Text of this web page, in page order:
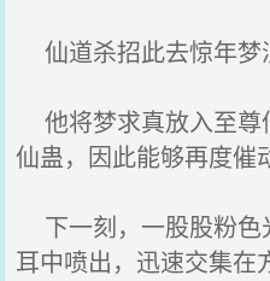
仙道杀招此去惊年梦
他将梦求真放入至尊
仙蛊，因此能够再度催
下一刻，一股股粉色
耳中喷出，迅速交集在